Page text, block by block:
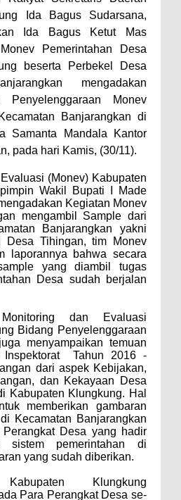
Ida Bagus Sudarsana,
Ida Bagus Ketut Mas
Pemerintahan Desa
beserta Perbekel Desa
mengadakan
Penyelenggaraan Monev
Banjarangkan di
Samanta Mandala Kantor
pada hari Kamis, (30/11).
(Monev) Kabupaten
Wakil Bupati I Made
Kegiatan Monev
mengambil Sample dari
Banjarangkan yakni
Desa Tihingan, tim Monev
laporannya bahwa secara
yang diambil tugas
Desa sudah berjalan
dan Evaluasi
Bidang Penyelenggaraan
menyampaikan temuan
Inspektorat Tahun 2016 -
dari aspek Kebijakan,
dan Kekayaan Desa
Kabupaten Klungkung. Hal
memberikan gambaran
Kecamatan Banjarangkan
Desa yang hadir
sistem pemerintahan di
yang sudah diberikan.
Klungkung
Para Perangkat Desa se-